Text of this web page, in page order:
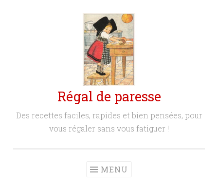
Régal de paresse
Des recettes faciles, rapides et bien pensées, pour
vous régaler sans vous fatiguer !
MENU